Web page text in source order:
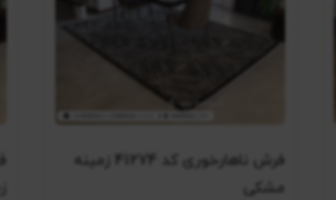
فرش ناهارخوری کد 41274 زمینه
مشکی